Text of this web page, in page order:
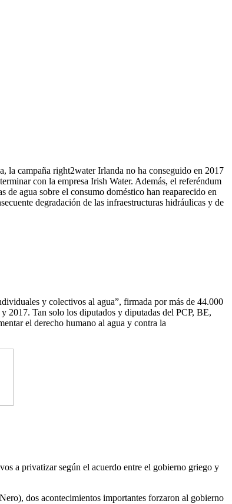
la campaña right2water Irlanda no ha conseguido en 2017
con la empresa Irish Water. Además, el referéndum
agua sobre el consumo doméstico han reaparecido en
degradación de las infraestructuras hidráulicas y de
y colectivos al agua”, firmada por más de 44.000
2017. Tan solo los diputados y diputadas del PCP, BE,
el derecho humano al agua y contra la
a privatizar según el acuerdo entre el gobierno griego y
dos acontecimientos importantes forzaron al gobierno